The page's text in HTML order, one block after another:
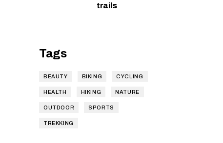
trails
Tags
BEAUTY BIKING CYCLING
HEALTH HIKING NATURE
OUTDOOR SPORTS
TREKKING